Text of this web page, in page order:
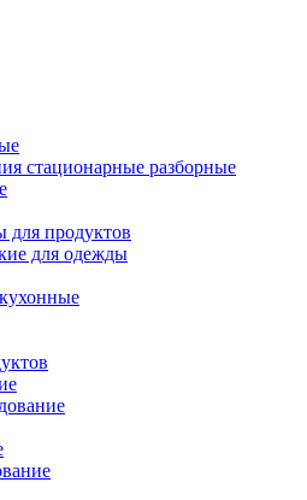
стационарные разборные
продуктов
для одежды